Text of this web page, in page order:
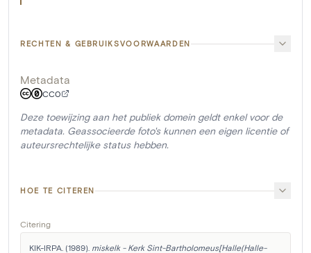
RECHTEN & GEBRUIKSVOORWAARDEN
Metadata
CC0
Deze toewijzing aan het publiek domein geldt enkel voor de
metadata. Geassocieerde foto's kunnen een eigen licentie of
auteursrechtelijke status hebben.
HOE TE CITEREN
Citering
KIK-IRPA. (1989). miskelk - Kerk Sint-Bartholomeus[Halle(Halle-